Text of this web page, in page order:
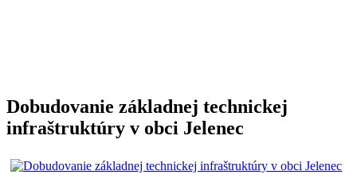
Dobudovanie základnej technickej
infraštruktúry v obci Jelenec